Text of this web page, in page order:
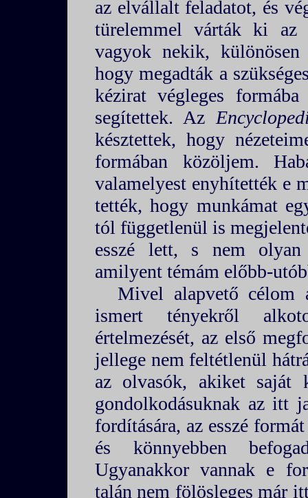
az elvállalt feladatot, és
türelemmel várták ki az
vagyok nekik,
hogy megadták a
kézirat végleges
segítettek. Az
késztettek, hogy
formában közöljem.
valamelyest enyhítették e
tették, hogy munkámat
tól függetlenül is
esszé lett, s nem
amilyent témám előbb-
Mivel alapvető célom
ismert tényekről
értelmezését, az első
jellege nem feltétlenül
az olvasók, akiket saját
gondolkodásuknak az itt
fordítására, az esszé
és könnyebben
Ugyanakkor vannak e
talán nem fölösleges már